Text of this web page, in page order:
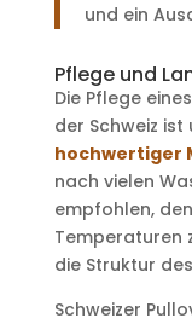
und ein
Pflege und
Die Pflege
der Schweiz
hochwertiger
nach vielen
empfohlen,
Temperaturen
die Struktur
Schweizer